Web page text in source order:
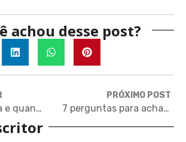
achou desse post?
Como funciona e quanto custa um mestrado na Europa
PRÓXIMO POST
7 perguntas para achar a acomodação ideal durante o intercâmbio